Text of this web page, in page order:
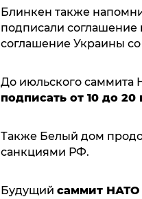
Блинкен также
подписали соглашение
соглашение Украины
До июльского саммита
подписать от 10 до
Также Белый дом
санкциями РФ.
Будущий саммит НАТО